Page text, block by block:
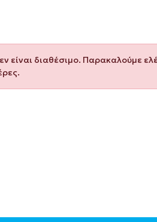
είναι διαθέσιμο. Παρακαλούμε